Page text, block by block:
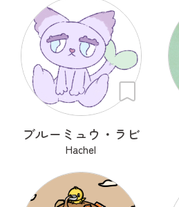
ブルーミュウ・ラビ
Hachel